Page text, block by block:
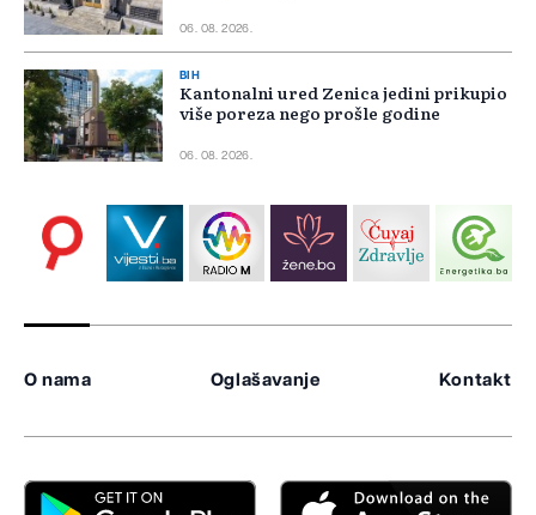
06. 08. 2026.
BIH
Kantonalni ured Zenica jedini prikupio
više poreza nego prošle godine
06. 08. 2026.
O nama Oglašavanje Kontakt